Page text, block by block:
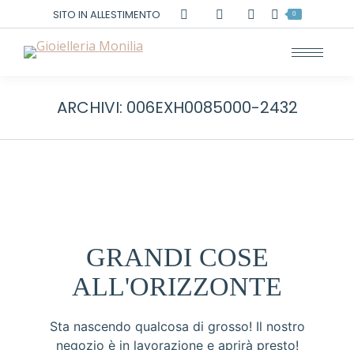
SITO IN ALLESTIMENTO Cerca: 0
ARCHIVI: 006EXH0085000-2432
GRANDI COSE
ALL'ORIZZONTE
Sta nascendo qualcosa di grosso! Il nostro
negozio è in lavorazione e aprirà presto!